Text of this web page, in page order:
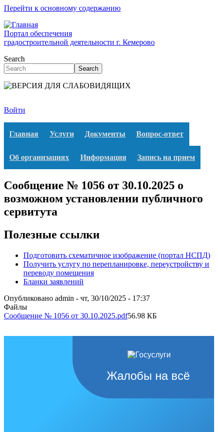
Перейти к основному содержанию
Портал обеспечения
градостроительной деятельности г. Кемерово
Search
Search
Войти
Главная Услуги Документы Вопрос-ответ
Об организациях Информация Запись на прием
Сообщение № 1056 от 30.10.2025 о
возможном установлении публичного
сервитута
Полезные ссылки
Подготовить схематичное изображение (портал НСПД)
Получить услугу по перепланировке, переустройству и
переводу помещения
Бланки заявлений
Опубликовано admin - чт, 30/10/2025 - 17:37
Файлы
Сообщение № 1056 от 30.10.2025.pdf56.98 КБ
Жалобы на всё